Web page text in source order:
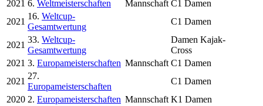
2021 6. Weltmeisterschaften Mannschaft C1 Damen
2021
16. Weltcup-
Gesamtwertung
C1 Damen
2021
33. Weltcup-
Gesamtwertung
Damen Kajak-
Cross
2021 3. Europameisterschaften Mannschaft C1 Damen
2021
27.
Europameisterschaften
C1 Damen
2020 2. Europameisterschaften Mannschaft K1 Damen